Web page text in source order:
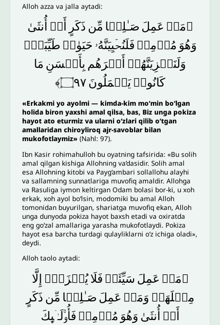
Alloh azza va jalla aytadi:
﴿مَنۡ عَمِلَ صَـٰلِحࣰا مِّن ذَكَرٍ أَوۡ
أُنثَىٰ
وَهُوَ مُؤۡمِنࣱ فَلَنُحۡیِیَنَّهُۥ حَیَوٰةࣰ طَیِّبَةࣰۖ
وَلَنَجۡزِیَنَّهُمۡ
أَجۡرَهُم بِأَحۡسَنِ مَا
كَانُوا۟ یَعۡمَلُونَ ۝٩٧﴾
«Erkakmi yo ayolmi — kimda-kim mo‘min bo‘lgan
holida biron yaxshi amal qilsa, bas, Biz unga pokiza
hayot ato eturmiz va ularni o‘zlari qilib o‘tgan
amallaridan chiroyliroq ajr-savoblar bilan
mukofotlaymiz» (Nahl: 97).
Ibn Kasir rohimahulloh bu oyatning tafsirida: «Bu solih
amal qilgan kishiga Allohning va’dasidir. Solih amal
esa Allohning kitobi va Payg‘ambari sollallohu alayhi
va sallamning sunnatlariga muvofiq amaldir. Allohga
va Rasuliga iymon keltirgan Odam bolasi bor-ki, u xoh
erkak, xoh ayol bo‘lsin, modomiki bu amal Alloh
tomonidan buyurilgan, shariatga muvofiq ekan, Alloh
unga dunyoda pokiza hayot baxsh etadi va oxiratda
eng go‘zal amallariga yarasha mukofotlaydi. Pokiza
hayot esa barcha turdagi qulayliklarni o‘z ichiga oladi»,
deydi.
Alloh taolo aytadi:
﴿مَنۡ عَمِلَ سَیِّئَةࣰ فَلَا یُجۡزَىٰۤ إِلَّا
مِثۡلَهَاۖ وَمَنۡ عَمِلَ صَـٰلِحࣰا مِّن ذَكَرٍ
أَوۡ أُنثَىٰ وَهُوَ مُؤۡمِنࣱ فَأُو۟لَـٰۤىِٕكَ